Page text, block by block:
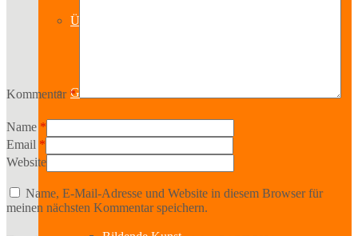
Über uns
Geschichte
Kommentar *
Name *
Email *
Website
Name, E-Mail-Adresse und Website in diesem Browser für
meinen nächsten Kommentar speichern.